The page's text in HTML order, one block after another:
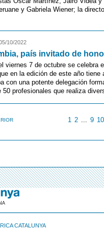
y Gabriela Wiener; la
10/2022
país invitado de
viernes 7 de octubre se celebra
en la edición de este año
con una potente delegación
50 profesionales que realiza
1 2 ... 9 10
CATALUNYA